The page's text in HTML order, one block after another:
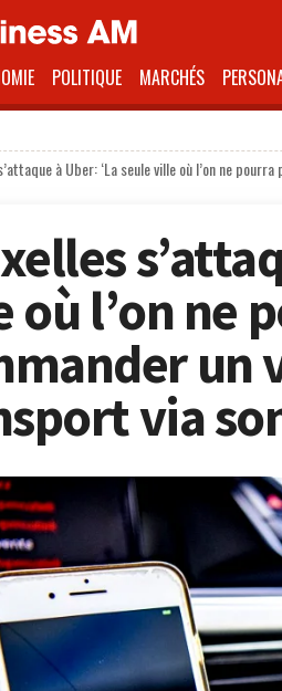
POLITIQUE MARCHÉS
à Uber: ‘La seule ville où l’on ne
où l’on ne
un
via